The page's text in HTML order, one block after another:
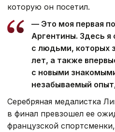
которую он посетил.
— Это моя первая
Аргентины. Здесь я
с людьми, которых
лет, а также
с новыми
незабываемый
Серебряная медалистка
в финал превзошел ее
французской